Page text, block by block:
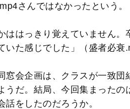
さんではなかったという。
ははっきり覚えていません
いた感じでした」（盛者必衰
窓会企画は、クラスが一致
うだ。結局、今回集まった
話をしたのだろうか。